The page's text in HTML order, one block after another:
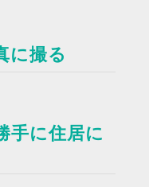
に撮る
手に住居に